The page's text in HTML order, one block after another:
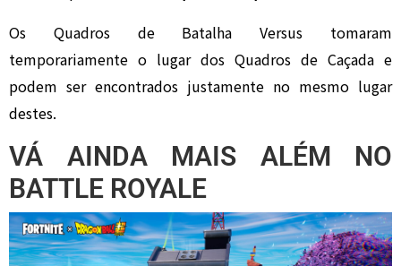
Os Quadros de Batalha Versus tomaram
temporariamente o lugar dos Quadros de Caçada e
podem ser encontrados justamente no mesmo lugar
destes.
VÁ AINDA MAIS ALÉM NO
BATTLE ROYALE